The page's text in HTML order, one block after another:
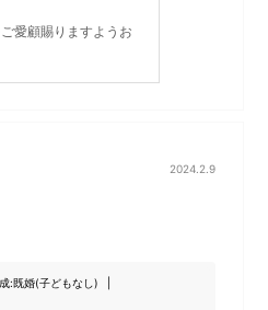
愛顧賜りますようお
2024.2.9
:既婚(子どもなし)